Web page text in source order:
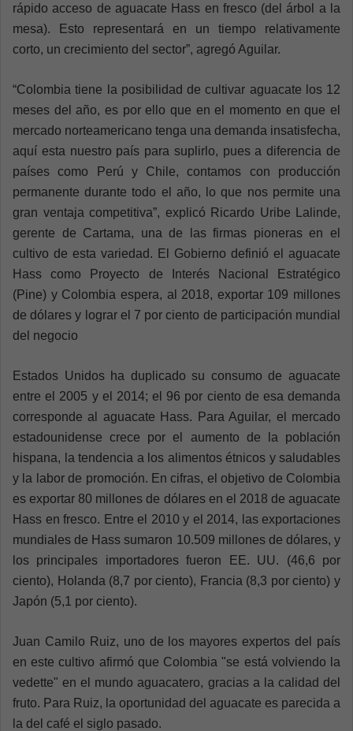
rápido acceso de aguacate Hass en fresco (del árbol a la
mesa). Esto representará en un tiempo relativamente
corto, un crecimiento del sector”, agregó Aguilar.
“Colombia tiene la posibilidad de cultivar aguacate los 12
meses del año, es por ello que en el momento en que el
mercado norteamericano tenga una demanda insatisfecha,
aquí esta nuestro país para suplirlo, pues a diferencia de
países como Perú y Chile, contamos con producción
permanente durante todo el año, lo que nos permite una
gran ventaja competitiva”, explicó Ricardo Uribe Lalinde,
gerente de Cartama, una de las firmas pioneras en el
cultivo de esta variedad. El Gobierno definió el aguacate
Hass como Proyecto de Interés Nacional Estratégico
(Pine) y Colombia espera, al 2018, exportar 109 millones
de dólares y lograr el 7 por ciento de participación mundial
del negocio
Estados Unidos ha duplicado su consumo de aguacate
entre el 2005 y el 2014; el 96 por ciento de esa demanda
corresponde al aguacate Hass. Para Aguilar, el mercado
estadounidense crece por el aumento de la población
hispana, la tendencia a los alimentos étnicos y saludables
y la labor de promoción. En cifras, el objetivo de Colombia
es exportar 80 millones de dólares en el 2018 de aguacate
Hass en fresco. Entre el 2010 y el 2014, las exportaciones
mundiales de Hass sumaron 10.509 millones de dólares, y
los principales importadores fueron EE. UU. (46,6 por
ciento), Holanda (8,7 por ciento), Francia (8,3 por ciento) y
Japón (5,1 por ciento).
Juan Camilo Ruiz, uno de los mayores expertos del país
en este cultivo afirmó que Colombia "se está volviendo la
vedette" en el mundo aguacatero, gracias a la calidad del
fruto. Para Ruiz, la oportunidad del aguacate es parecida a
la del café el siglo pasado.